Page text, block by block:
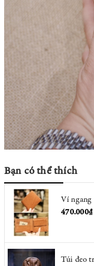
Bạn có thể thích
Ví ngang
470.000₫
Túi đeo